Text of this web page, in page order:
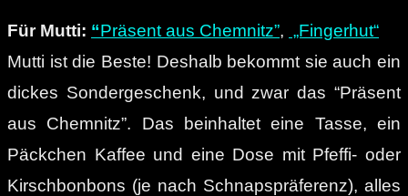
Für Mutti: “Präsent aus Chemnitz”, „Fingerhut“
Mutti ist die Beste! Deshalb bekommt sie auch ein
dickes Sondergeschenk, und zwar das “Präsent
aus Chemnitz”. Das beinhaltet eine Tasse, ein
Päckchen Kaffee und eine Dose mit Pfeffi- oder
Kirschbonbons (je nach Schnapspräferenz), alles